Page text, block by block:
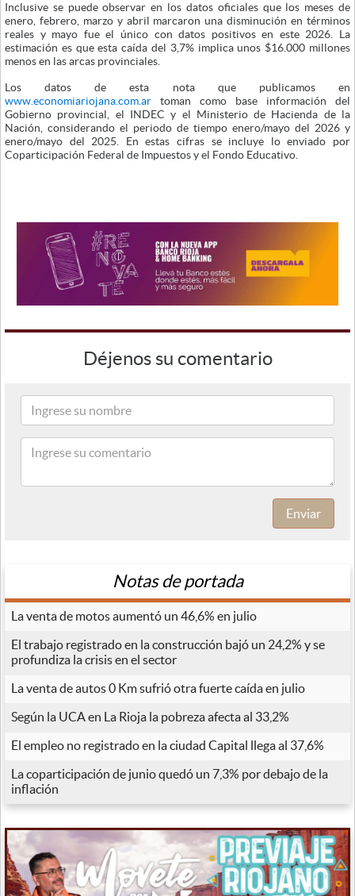
Inclusive se puede observar en los datos oficiales que los meses de
enero, febrero, marzo y abril marcaron una disminución en términos
reales y mayo fue el único con datos positivos en este 2026. La
estimación es que esta caída del 3,7% implica unos $16.000 millones
menos en las arcas provinciales.
Los datos de esta nota que publicamos en
www.economiariojana.com.ar toman como base información del
Gobierno provincial, el INDEC y el Ministerio de Hacienda de la
Nación, considerando el periodo de tiempo enero/mayo del 2026 y
enero/mayo del 2025. En estas cifras se incluye lo enviado por
Coparticipación Federal de Impuestos y el Fondo Educativo.
Déjenos su comentario
Enviar
Notas de portada
La venta de motos aumentó un 46,6% en julio
El trabajo registrado en la construcción bajó un 24,2% y se
profundiza la crisis en el sector
La venta de autos 0 Km sufrió otra fuerte caída en julio
Según la UCA en La Rioja la pobreza afecta al 33,2%
El empleo no registrado en la ciudad Capital llega al 37,6%
La coparticipación de junio quedó un 7,3% por debajo de la
inflación